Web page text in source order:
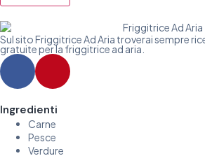
Sul sito Friggitrice Ad Aria troverai sempre
gratuite per la friggitrice ad aria.
Ingredienti
Carne
Pesce
Verdure